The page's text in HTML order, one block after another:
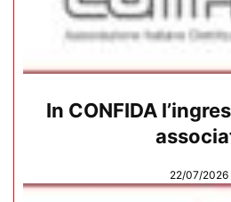
In CONFIDA
22/07/2026